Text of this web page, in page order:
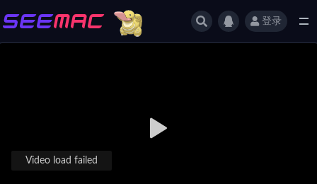
登录
Video load failed